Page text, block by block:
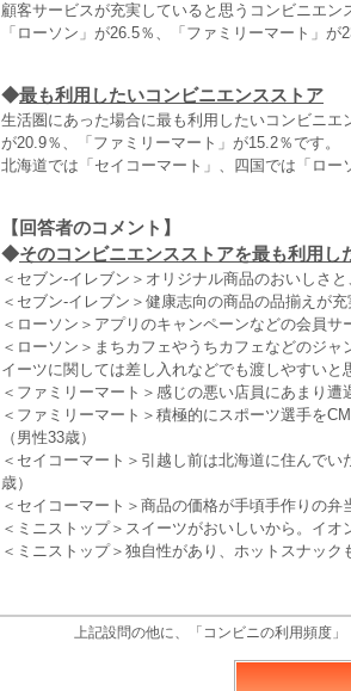
顧客サービスが充実していると思うコンビニエ
「ローソン」が26.5％、「ファミリーマート」
◆最も利用したいコンビニエンスストア
生活圏にあった場合に最も利用したいコンビニ
が20.9％、「ファミリーマート」が15.2％です。
北海道では「セイコーマート」、四国では「ロー
【回答者のコメント】
◆そのコンビニエンスストアを最も利用し
＜セブン‐イレブン＞オリジナル商品のおいしさ
＜セブン‐イレブン＞健康志向の商品の品揃えが
＜ローソン＞アプリのキャンペーンなどの会員
＜ローソン＞まちカフェやうちカフェなどのジ
イーツに関しては差し入れなどでも渡しやすい
＜ファミリーマート＞感じの悪い店員にあまり
＜ファミリーマート＞積極的にスポーツ選手を
（男性33歳）
＜セイコーマート＞引越し前は北海道に住んで
歳）
＜セイコーマート＞商品の価格が手頃手作りの
＜ミニストップ＞スイーツがおいしいから。イ
＜ミニストップ＞独自性があり、ホットスナッ
上記設問の他に、「コンビニの利用頻度